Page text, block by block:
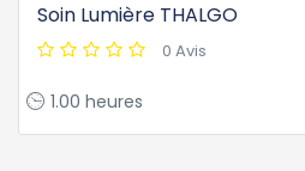
Soin Lumière THALGO
0 Avis
1.00 heures